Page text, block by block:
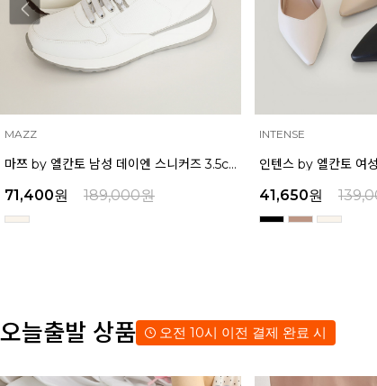
INTENSE
인텐스 by 엘칸토 여성 브이컷 미들힐 슬링백 5cm LCWO27I613
41,650원 139,000원
MAZZ
38,250원
오늘출발 상품 오전 10시 이전 결제 완료 시